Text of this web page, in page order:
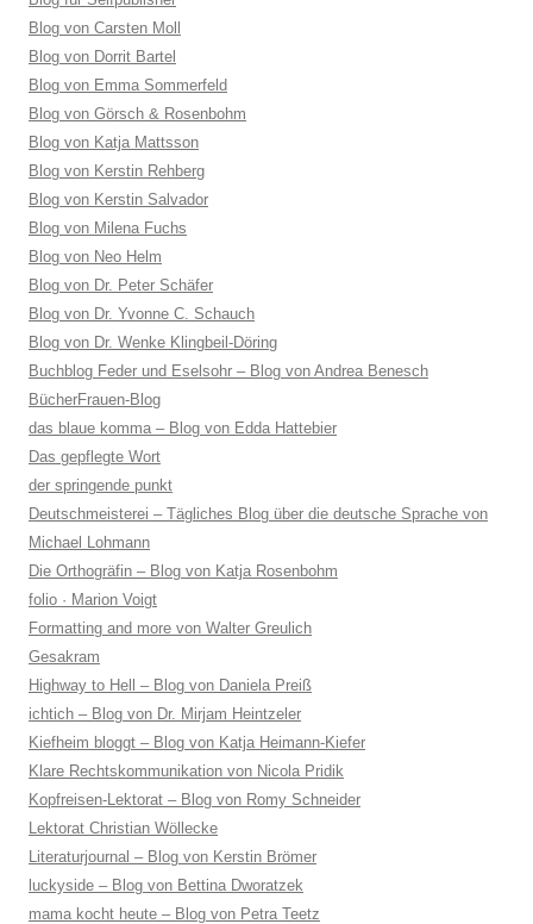
Blog von Carsten Moll
Blog von Dorrit Bartel
Blog von Emma Sommerfeld
Blog von Görsch & Rosenbohm
Blog von Katja Mattsson
Blog von Kerstin Rehberg
Blog von Kerstin Salvador
Blog von Milena Fuchs
Blog von Neo Helm
Blog von Dr. Peter Schäfer
Blog von Dr. Yvonne C. Schauch
Blog von Dr. Wenke Klingbeil-Döring
Buchblog Feder und Eselsohr – Blog von Andrea Benesch
BücherFrauen-Blog
das blaue komma – Blog von Edda Hattebier
Das gepflegte Wort
der springende punkt
Deutschmeisterei – Tägliches Blog über die deutsche Sprache von
Michael Lohmann
Die Orthogräfin – Blog von Katja Rosenbohm
folio · Marion Voigt
Formatting and more von Walter Greulich
Gesakram
Highway to Hell – Blog von Daniela Preiß
ichtich – Blog von Dr. Mirjam Heintzeler
Kiefheim bloggt – Blog von Katja Heimann-Kiefer
Klare Rechtskommunikation von Nicola Pridik
Kopfreisen-Lektorat – Blog von Romy Schneider
Lektorat Christian Wöllecke
Literaturjournal – Blog von Kerstin Brömer
luckyside – Blog von Bettina Dworatzek
mama kocht heute – Blog von Petra Teetz